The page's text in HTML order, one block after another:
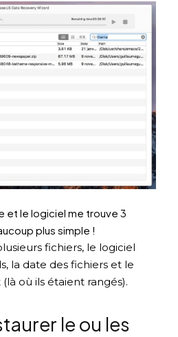
et le logiciel me trouve 3
plus simple !
fichiers, le logiciel
la date des fichiers et le
où ils étaient rangés).
le ou les